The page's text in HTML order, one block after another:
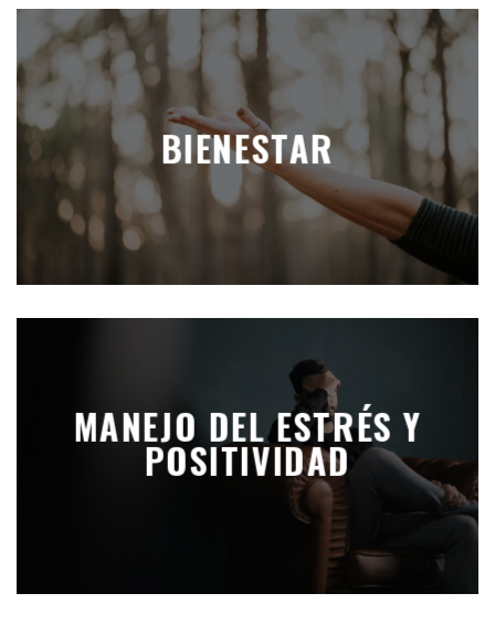
BIENESTAR
MANEJO DEL ESTRÉS Y
POSITIVIDAD